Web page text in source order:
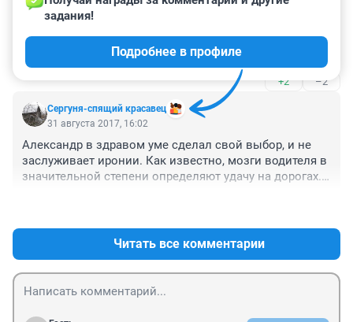
Тачка гопника, перчаточки на зеркало повешал, биту
под сидушку спрятал - герой вашего времени во всей
+2 –2
Сергуня-спящий красавец
задания!
Подробнее в профиле
31 августа 2017, 16:02
Александр в здравом уме сделал свой выбор, и не
заслуживает иронии. Как известно, мозги водителя в
значительной степени определяют удачу на дорогах.
Читать все комментарии